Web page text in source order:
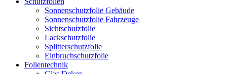
Sonnenschutzfolie Gebäude
Sonnenschutzfolie Fahrzeuge
Sichtschutzfolie
Lackschutzfolie
Splitterschutzfolie
Einbruchschutzfolie
Folientechnik